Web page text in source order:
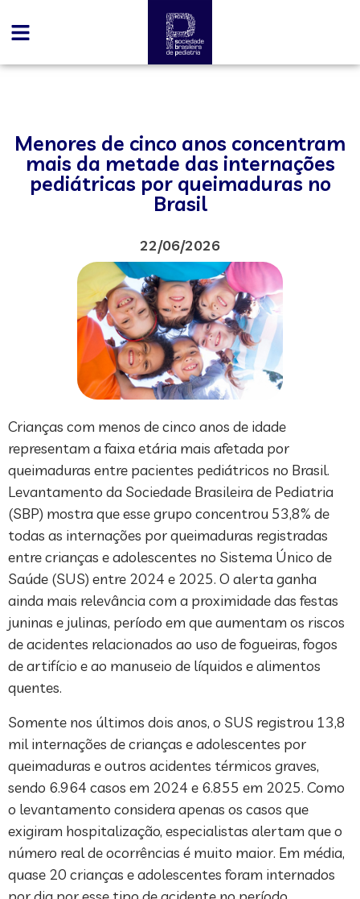
Menores de cinco anos concentram
mais da metade das internações
pediátricas por queimaduras no
Brasil
22/06/2026
Crianças com menos de cinco anos de idade
representam a faixa etária mais afetada por
queimaduras entre pacientes pediátricos no Brasil.
Levantamento da Sociedade Brasileira de Pediatria
(SBP) mostra que esse grupo concentrou 53,8% de
todas as internações por queimaduras registradas
entre crianças e adolescentes no Sistema Único de
Saúde (SUS) entre 2024 e 2025. O alerta ganha
ainda mais relevância com a proximidade das festas
juninas e julinas, período em que aumentam os riscos
de acidentes relacionados ao uso de fogueiras, fogos
de artifício e ao manuseio de líquidos e alimentos
quentes.
Somente nos últimos dois anos, o SUS registrou 13,8
mil internações de crianças e adolescentes por
queimaduras e outros acidentes térmicos graves,
sendo 6.964 casos em 2024 e 6.855 em 2025. Como
o levantamento considera apenas os casos que
exigiram hospitalização, especialistas alertam que o
número real de ocorrências é muito maior. Em média,
quase 20 crianças e adolescentes foram internados